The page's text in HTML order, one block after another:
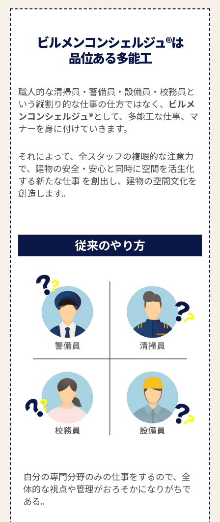
ビルメンコンシェルジュ®は
品位ある多能工
職人的な清掃員・警備員・設備員・校務員と
いう縦割り的な仕事の仕方ではなく、 ビルメ
ンコンシェルジュ®として、多能工な仕事、マ
ナーを身に付けていきます。
それによって、全スタッフの複眼的な注意力
で、建物の安全・安心と同時に空間を活生化
する新たな仕事 を創出し、建物の空間文化を
創造します。
従来のやり方
自分の専門分野のみの仕事をするので、全
体的な視点や管理がおろそかになりがちで
ある。